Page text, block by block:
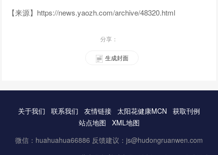
【来源】https://news.yaozh.com/archive/48320.html
分享：
生成封面
关于我们 联系我们 友情链接 太阳花健康MCN
获取刊例
站点地图
XML地图
微信：huahuahua66886 反馈建议：js@hudongruanwen.com